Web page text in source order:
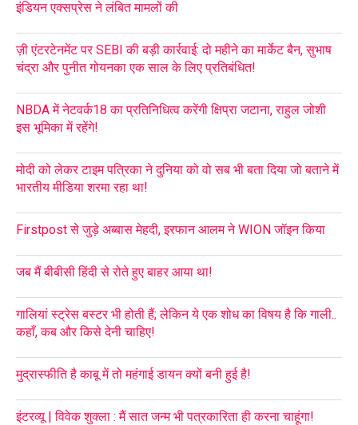
इंडियन एक्सप्रेस ने लंबित मामलों की
ज़ी एंटरटेनमेंट पर SEBI की बड़ी कार्रवाई: दो महीने का मार्केट बैन, सुभाष
चंद्रा और पुनीत गोयनका एक साल के लिए प्रतिबंधित!
NBDA में नेटवर्क18 का प्रतिनिधित्व करेंगी क्षिप्रा जटाना, राहुल जोशी
इस भूमिका में रहेंगे!
मोदी को लेकर टाइम पत्रिका ने दुनिया को वो सब भी बता दिया जो बताने में
भारतीय मीडिया शरमा रहा था!
Firstpost से जुड़े अब्बास मेहदी, इरफान आलम ने WION जॉइन किया
जब मैं बीबीसी हिंदी से रोते हुए बाहर आया था!
गालियां स्ट्रेस बस्टर भी होती हैं; लेकिन ये एक शोध का विषय है कि गाली..
कहाँ, कब और किसे देनी चाहिए!
मुद्रास्फीति है काबू में तो महंगाई डायन क्यों बनी हुई है!
इंटरव्यू | विवेक शुक्ला : मैं सात जन्म भी पत्रकारिता ही करना चाहूंगा!